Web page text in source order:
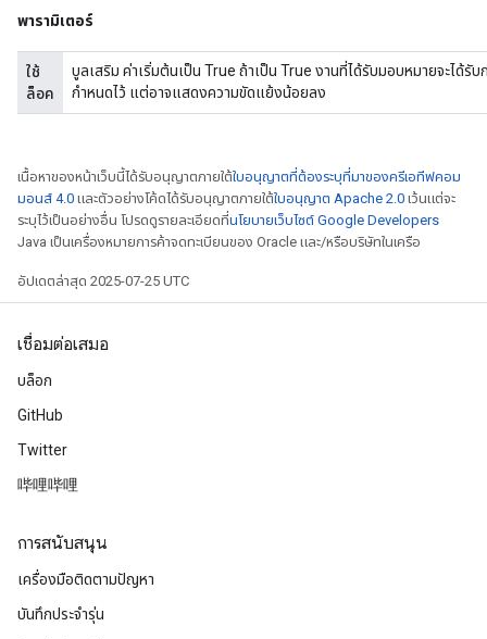
พารามิเตอร์
ใช้
ล็อค
บูลเสริม ค่าเริ่มต้นเป็น True ถ้าเป็น True งานที่ได้รับมอบหมายจะได้รั
กำหนดไว้ แต่อาจแสดงความขัดแย้งน้อยลง
เนื้อหาของหน้าเว็บนี้ได้รับอนุญาตภายใต้ใบอนุญาตที่ต้องระบุที่มาของครีเอทีฟคอม
มอนส์ 4.0 และตัวอย่างโค้ดได้รับอนุญาตภายใต้ใบอนุญาต Apache 2.0 เว้นแต่จะ
ระบุไว้เป็นอย่างอื่น โปรดดูรายละเอียดที่นโยบายเว็บไซต์ Google Developers
Java เป็นเครื่องหมายการค้าจดทะเบียนของ Oracle และ/หรือบริษัทในเครือ
อัปเดตล่าสุด 2025-07-25 UTC
เชื่อมต่อเสมอ
บล็อก
GitHub
Twitter
哔哩哔哩
การสนับสนุน
เครื่องมือติดตามปัญหา
บันทึกประจำรุ่น